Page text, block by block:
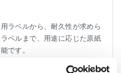
ラベルから、耐久性が求めら
ベルまで、用途に応じた原紙
です。